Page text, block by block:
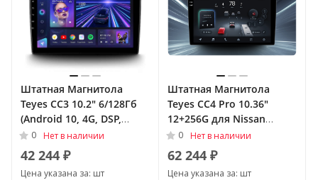
Штатная Магнитола
Teyes CC3 10.2" 6/128Гб
(Android 10, 4G, DSP,
QLed) для Nissan Sunny
N17 Рестайлинг 2014 -
Тип-F2 (правый руль)
0 Нет в наличии
42 244 ₽
Цена указана за: шт
Штатная Магнитола
Teyes CC4 Pro 10.36"
12+256G для Nissan
Sunny N17 Рестайлинг
2014 - Тип-F2 (правый
руль)
0 Нет в наличии
62 244 ₽
Цена указана за: шт